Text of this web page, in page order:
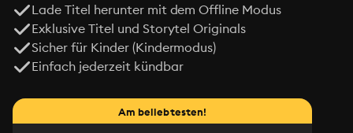
Lade Titel herunter mit dem Offline Modus
Exklusive Titel und Storytel Originals
Sicher für Kinder (Kindermodus)
Einfach jederzeit kündbar
Am beliebtesten!